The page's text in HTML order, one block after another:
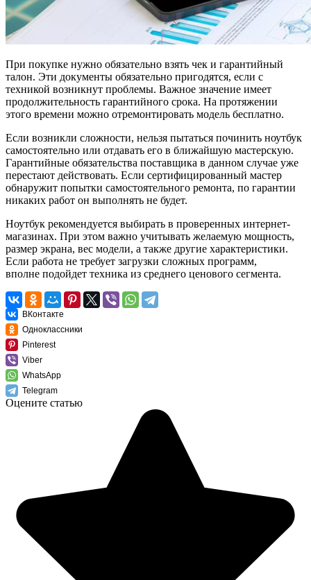
При покупке нужно обязательно взять чек и гарантийный
талон. Эти документы обязательно пригодятся, если с
техникой возникнут проблемы. Важное значение имеет
продолжительность гарантийного срока. На протяжении
этого времени можно отремонтировать модель бесплатно.
Если возникли сложности, нельзя пытаться починить ноутбук
самостоятельно или отдавать его в ближайшую мастерскую.
Гарантийные обязательства поставщика в данном случае уже
перестают действовать. Если сертифицированный мастер
обнаружит попытки самостоятельного ремонта, по гарантии
никаких работ он выполнять не будет.
Ноутбук рекомендуется выбирать в проверенных интернет-
магазинах. При этом важно учитывать желаемую мощность,
размер экрана, вес модели, а также другие характеристики.
Если работа не требует загрузки сложных программ,
вполне подойдет техника из среднего ценового сегмента.
ВКонтакте
Одноклассники
Pinterest
Viber
WhatsApp
Telegram
Оцените статью